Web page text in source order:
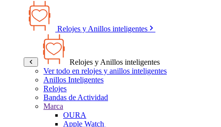
Relojes y Anillos inteligentes
Relojes y Anillos inteligentes
Ver todo en relojes y anillos inteligentes
Anillos Inteligentes
Relojes
Bandas de Actividad
Marca
OURA
Apple Watch